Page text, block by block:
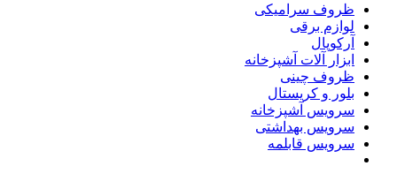
ظروف سرامیکی
لوازم برقی
آرکوپال
ابزار آلات آشپزخانه
ظروف چینی
بلور و کریستال
سرویس آشپزخانه
سرویس بهداشتی
سرویس قابلمه